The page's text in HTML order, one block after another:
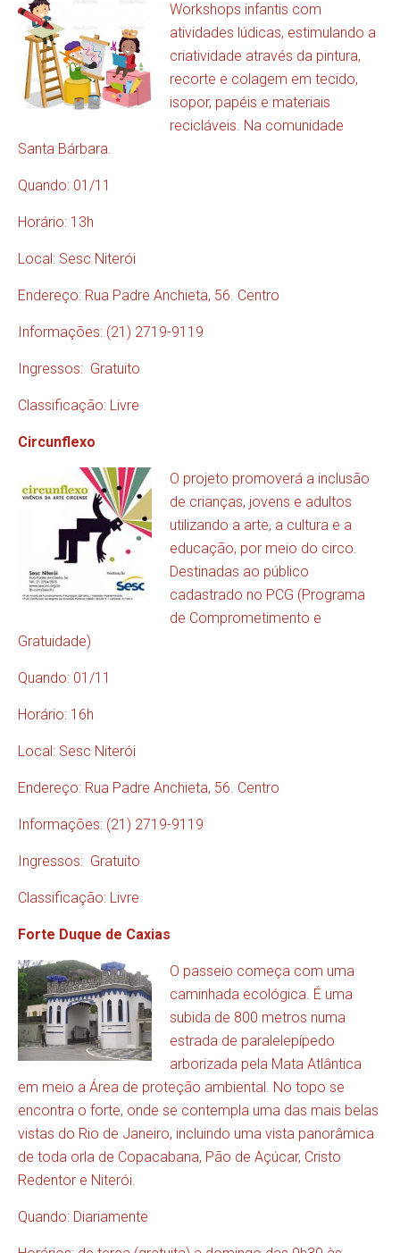
Workshops infantis com
atividades lúdicas, estimulando a
criatividade através da pintura,
recorte e colagem em tecido,
isopor, papéis e materiais
recicláveis. Na comunidade
Santa Bárbara.
Quando: 01/11
Horário: 13h
Local: Sesc Niterói
Endereço: Rua Padre Anchieta, 56. Centro
Informações: (21) 2719-9119
Ingressos: Gratuito
Classificação: Livre
Circunflexo
O projeto promoverá a inclusão
de crianças, jovens e adultos
utilizando a arte, a cultura e a
educação, por meio do circo.
Destinadas ao público
cadastrado no PCG (Programa
de Comprometimento e
Gratuidade)
Quando: 01/11
Horário: 16h
Local: Sesc Niterói
Endereço: Rua Padre Anchieta, 56. Centro
Informações: (21) 2719-9119
Ingressos: Gratuito
Classificação: Livre
Forte Duque de Caxias
O passeio começa com uma
caminhada ecológica. É uma
subida de 800 metros numa
estrada de paralelepípedo
arborizada pela Mata Atlântica
em meio a Área de proteção ambiental. No topo se
encontra o forte, onde se contempla uma das mais belas
vistas do Rio de Janeiro, incluindo uma vista panorâmica
de toda orla de Copacabana, Pão de Açúcar, Cristo
Redentor e Niterói.
Quando: Diariamente